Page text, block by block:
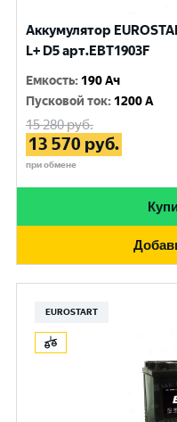
Аккумулятор
L+ D5 арт.EBT1903F
Емкость: 190 Ач
Пусковой ток: 1200 A
15 280руб.
13 570 руб.
при обмене
EUROSTART